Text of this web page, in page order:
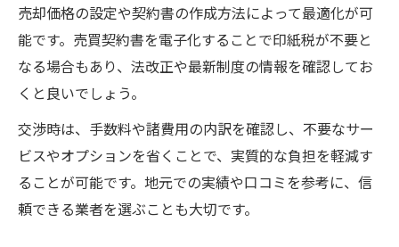
売却価格の設定や契約書の作成方法によって最適化が可
能です。売買契約書を電子化することで印紙税が不要と
なる場合もあり、法改正や最新制度の情報を確認してお
くと良いでしょう。
交渉時は、手数料や諸費用の内訳を確認し、不要なサー
ビスやオプションを省くことで、実質的な負担を軽減す
ることが可能です。地元での実績や口コミを参考に、信
頼できる業者を選ぶことも大切です。